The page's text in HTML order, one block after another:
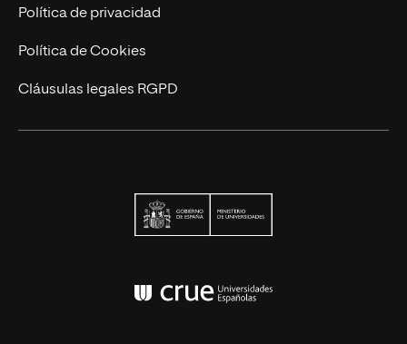
Actualidad
Contáctanos
Política de privacidad
Política de Cookies
Cláusulas legales RGPD
Conferencia de